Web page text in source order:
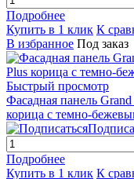
Подробнее
Купить в 1 клик К
В избранное Под заказ
Быстрый просмотр
Фасадная панель
корица с темно-
Подробнее
Купить в 1 клик К